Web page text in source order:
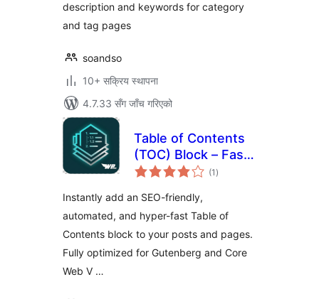
description and keywords for category
and tag pages
soandso
10+ सक्रिय स्थापना
4.7.33 सँग जाँच गरिएको
Table of Contents
(TOC) Block – Fast
& SEO Friendly
(1 कुल
रेटिङ्गहरू
)
Instantly add an SEO-friendly,
automated, and hyper-fast Table of
Contents block to your posts and pages.
Fully optimized for Gutenberg and Core
Web V …